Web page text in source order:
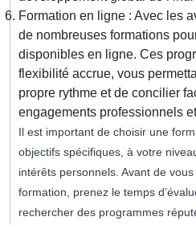
Formation en ligne : Avec les
de nombreuses formations
disponibles en ligne. Ces
flexibilité accrue, vous
propre rythme et de concilier
engagements professionnels
Il est important de choisir une
objectifs spécifiques, à votre
intérêts personnels. Avant de
formation, prenez le temps
rechercher des programmes